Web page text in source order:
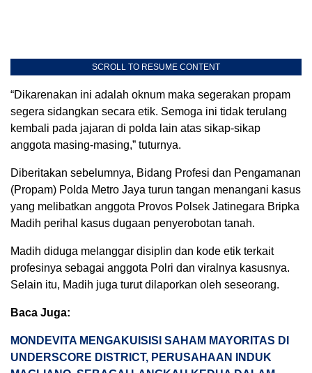
SCROLL TO RESUME CONTENT
“Dikarenakan ini adalah oknum maka segerakan propam
segera sidangkan secara etik. Semoga ini tidak terulang
kembali pada jajaran di polda lain atas sikap-sikap
anggota masing-masing,” tuturnya.
Diberitakan sebelumnya, Bidang Profesi dan Pengamanan
(Propam) Polda Metro Jaya turun tangan menangani kasus
yang melibatkan anggota Provos Polsek Jatinegara Bripka
Madih perihal kasus dugaan penyerobotan tanah.
Madih diduga melanggar disiplin dan kode etik terkait
profesinya sebagai anggota Polri dan viralnya kasusnya.
Selain itu, Madih juga turut dilaporkan oleh seseorang.
Baca Juga:
MONDEVITA MENGAKUISISI SAHAM MAYORITAS DI
UNDERSCORE DISTRICT, PERUSAHAAN INDUK